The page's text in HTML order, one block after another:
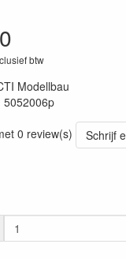
btw
Modellbau
5052006p
0 review(s)
Schrijf